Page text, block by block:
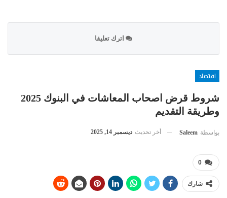
اترك تعليقا
اقتصاد
شروط قرض اصحاب المعاشات في البنوك 2025
وطريقة التقديم
بواسطة Saleem أخر تحديث ديسمبر 14, 2025
0
شارك